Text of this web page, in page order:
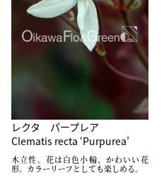
レクタ パープレア
Clematis recta ‘Purpurea’
木立性。花は白色小輪、かわいい花
形。カラーリーフとしても楽しめる。